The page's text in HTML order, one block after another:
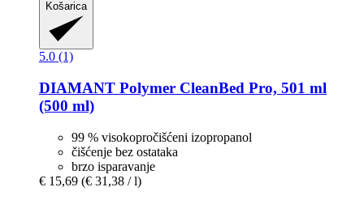
Košarica
5.0 (1)
DIAMANT Polymer CleanBed Pro, 501 ml
(500 ml)
99 % visokopročišćeni izopropanol
čišćenje bez ostataka
brzo isparavanje
€ 15,69 (€ 31,38 / l)